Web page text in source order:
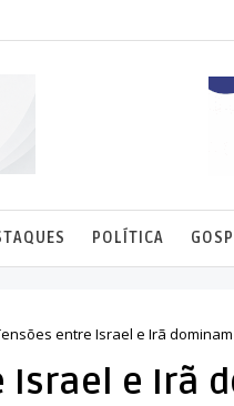
POLÍTICA
entre Israel e Irã
Israel e Irã